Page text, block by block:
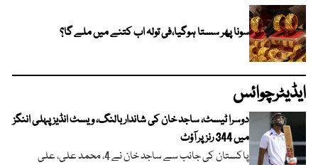
سونا پھر سستا ہوگیا،فی تولہ اب کتنے میں ملے گا؟
ایڈیٹرچوائس
دوسرا ٹیسٹ، ساجد خان کی شاندار بالنگ، ویسٹ انڈیز پہلی اننگز
میں 344 رنز پر آؤٹ
پاکستان کی جانب سے ساجد خان نے 4، محمد علی، علی